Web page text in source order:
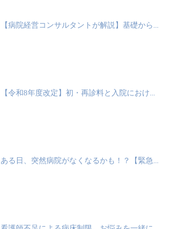
【病院経営コンサルタントが解説】基礎から...
【令和8年度改定】初・再診料と入院におけ...
ある日、突然病院がなくなるかも！？【緊急...